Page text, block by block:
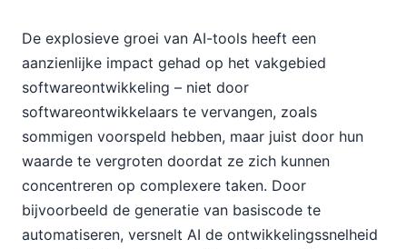
De explosieve groei van AI-tools heeft een
aanzienlijke impact gehad op het vakgebied
softwareontwikkeling – niet door
softwareontwikkelaars te vervangen, zoals
sommigen voorspeld hebben, maar juist door hun
waarde te vergroten doordat ze zich kunnen
concentreren op complexere taken. Door
bijvoorbeeld de generatie van basiscode te
automatiseren, versnelt AI de ontwikkelingssnelheid